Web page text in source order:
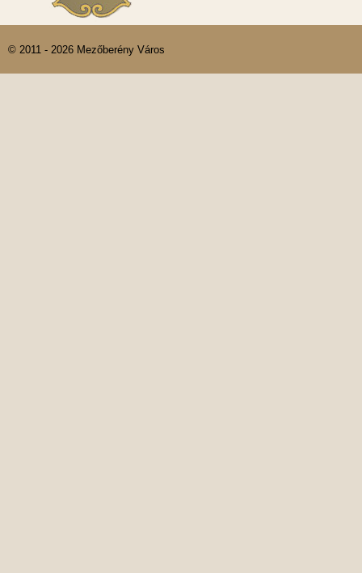
© 2011 - 2026 Mezőberény Város